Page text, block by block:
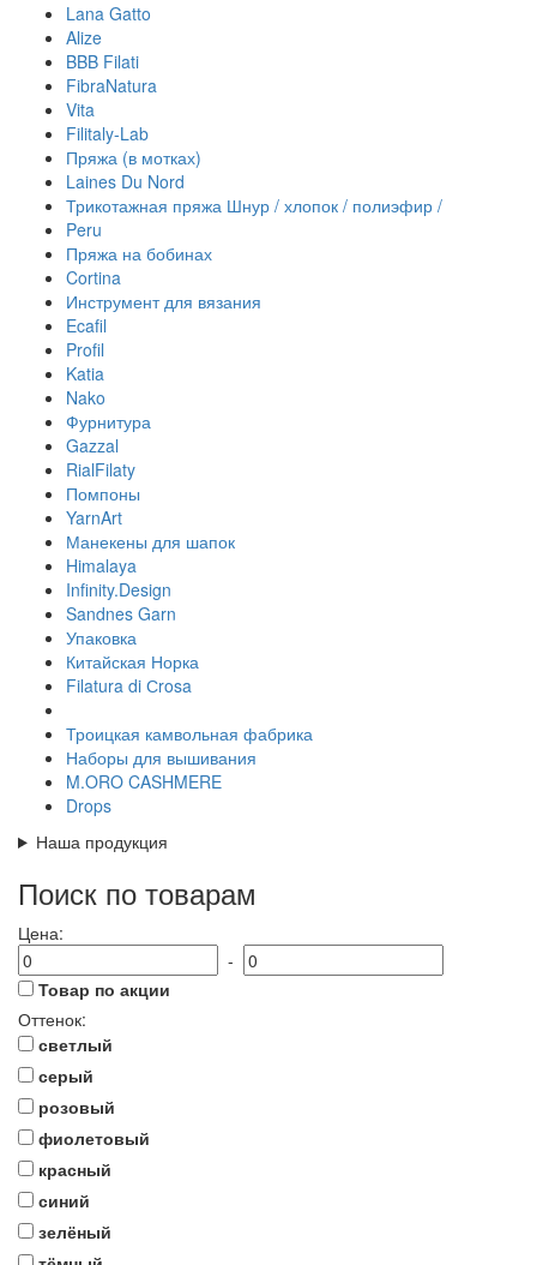
Lana Gatto
Alize
BBB Filati
FibraNatura
Vita
Filitaly-Lab
Пряжа (в мотках)
Laines Du Nord
Трикотажная пряжа Шнур / хлопок / полиэфир /
Peru
Пряжа на бобинах
Cortina
Инструмент для вязания
Ecafil
Profil
Katia
Nako
Фурнитура
Gazzal
RialFilaty
Помпоны
YarnArt
Манекены для шапок
Himalaya
Infinity.Design
Sandnes Garn
Упаковка
Китайская Норка
Filatura di Сrosa
Троицкая камвольная фабрика
Наборы для вышивания
M.ORO CASHMERE
Drops
Наша продукция
Поиск по товарам
Цена:
-
Товар по акции
Оттенок:
светлый
серый
розовый
фиолетовый
красный
синий
зелёный